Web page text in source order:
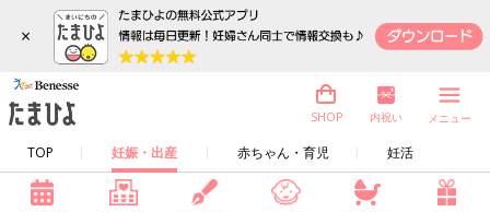
×
TOP 妊娠・出産 赤ちゃん・育児 妊活
SHOP 内祝い メニュー